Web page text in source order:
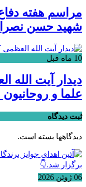
مراسم هفته
شهید حسن
10 ماه قبل
دیدار آیت الله
علما و
ثبت دیدگاه
دیدگاهها بسته است.
06 ژوئن 2026